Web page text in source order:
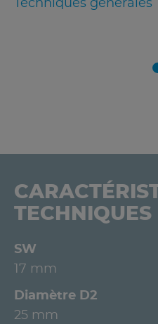
Techniques générales
TECHNIQUES
SW
17 mm
Diamètre D2
25 mm